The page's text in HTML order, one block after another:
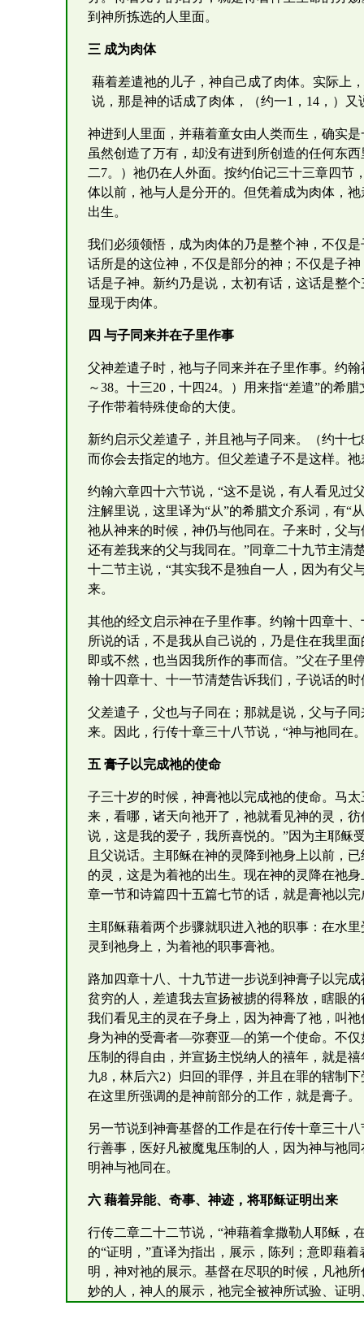
到神所拣选的人里面。
三 成为肉体
藉着差遣祂的儿子，神自己成了肉体。实际上
说，那是神的话成了肉体，（约一1，14，）
神进到人里面，并藉着童女由人类而生，确实
虽然创造了万有，却没有进到所创造的任何东
二7。）祂仍在人外面。按约伯记三十三章四
体以前，祂与人是分开的。但凭着成为肉体，
出生。
我们必须领悟，成为肉体的乃是整个神，不仅
话所是的这位神，不仅是部分的神；不仅是子
话是子神。新约乃是说，太初有话，这话是整
显现于肉体。
四 与子同来并在子里作事
父神差遣子时，祂与子同来并在子里作事。约
～38。十三20，十四24。）用来指“差遣”的希
子作带着特殊使命的大使。
新约启示父差遣子，并且祂与子同来。（约十
而你会去指定的地方。但父差遣子不是这样。
约翰六章四十六节说，“这不是说，有人看见过
注解里说，这里译为“从”的希腊文介系词，有
祂从神来的时候，神仍与他同在。子来时，父
还有差我来的父与我同在。”同章二十九节主清
十二节主说，“其实我不是独自一人，因为有父
来。
其他的经文启示神在子里作事。约翰十四章十
所说的话，不是我从自己说的，乃是住在我里
即或不然，也当因我所作的事而信。”父在子里
翰十四章十、十一节清楚告诉我们，子说话的
父差遣子，父也与子同在；那就是说，父与子
来。因此，行传十章三十八节说，“神与祂同在
五 膏子以完成祂的使命
子三十岁的时候，神膏祂以完成祂的使命。马
来，看哪，诸天向祂开了，祂就看见神的灵，
说，这是我的爱子，我所喜悦的。”因为主耶稣
且父说话。主耶稣在神的灵降到祂身上以前，
的灵，这是为着祂的出生。现在神的灵降在祂
章一节和诗篇四十五篇七节的话，就是膏祂以
主耶稣藉着两个步骤就职进入祂的职事：在水
灵到祂身上，为着祂的职事膏祂。
路加四章十八、十九节进一步说到神膏子以完
贫穷的人，差遣我去宣扬被掳的得释放，瞎眼
我们看见主的灵在子身上，因为神膏了祂，叫
身为神的受膏者—弥赛亚—的第一个使命。不仅
压制的得自由，并宣扬主悦纳人的禧年，就是
九8，林后六2）归回的罪俘，并且在罪的辖制
在这里所强调的是神前部分的工作，就是膏子。
另一节说到神膏基督的工作是在行传十章三十
行善事，医好凡被魔鬼压制的人，因为神与祂
明神与祂同在。
六 藉着异能、奇事、神迹，将耶稣证明出来
行传二章二十二节说，“神藉着拿撒勒人耶稣，
的“证明，”直译为指出，展示，陈列；意即藉
明，神对祂的展示。基督在尽职的时候，凡祂
妙的人，神人的展示，祂完全被神所试验、证明